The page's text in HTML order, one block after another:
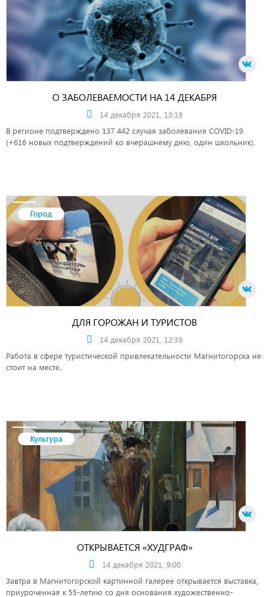
О ЗАБОЛЕВАЕМОСТИ НА 14 ДЕКАБРЯ
14 декабря 2021, 13:19
В регионе подтверждено 137 442 случая заболевания COVID-19
(+616 новых подтверждений ко вчерашнему дню, один школьник).
Город
ДЛЯ ГОРОЖАН И ТУРИСТОВ
14 декабря 2021, 12:39
Работа в сфере туристической привлекательности Магнитогорска не
стоит на месте.
Культура
ОТКРЫВАЕТСЯ «ХУДГРАФ»
14 декабря 2021, 9:00
Завтра в Магнитогорской картинной галерее открывается выставка,
приуроченная к 55-летию со дня основания художественно-